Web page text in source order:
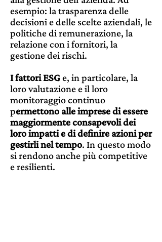
esempio: la trasparenza delle
decisioni e delle scelte aziendali, le
politiche di remunerazione, la
relazione con i fornitori, la
gestione dei rischi.
I fattori ESGe, in particolare, la
loro valutazione e il loro
monitoraggio continuo
permettono alle imprese di essere
maggiormente consapevoli dei
loro impatti e di definire azioni per
gestirli nel tempo. In questo modo
si rendono anche più competitive
e resilienti.